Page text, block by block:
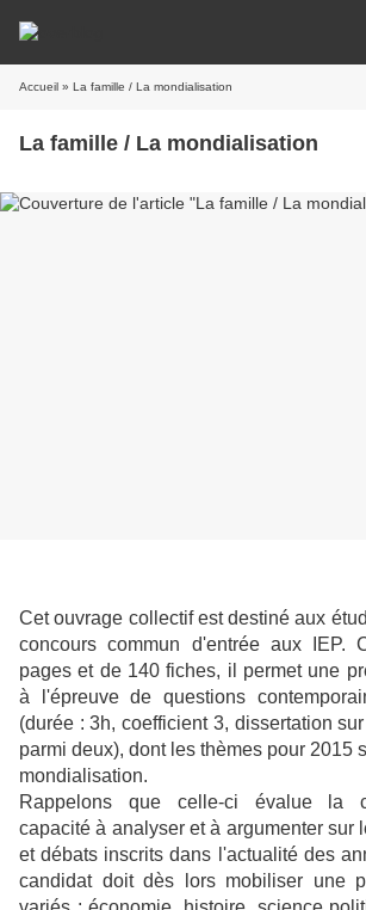
Accueil » La famille / La mondialisation
La famille / La mondialisation
Cet ouvrage collectif est destiné aux
concours commun d'entrée aux IEP.
pages et de 140 fiches, il permet une
à l'épreuve de questions
(durée : 3h, coefficient 3, dissertation
parmi deux), dont les thèmes pour 2015
mondialisation.
Rappelons que celle-ci évalue la
capacité à analyser et à argumenter sur
et débats inscrits dans l'actualité des
candidat doit dès lors mobiliser une